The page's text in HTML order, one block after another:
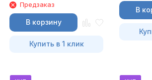
Предзаказ
В корзину
Купить в 1 клик
В